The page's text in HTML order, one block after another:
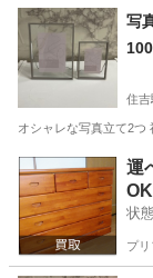
東京 江東区 住
写
住吉
オシャレな写真立て2つ
東京 江東区
運
OK
状
プリ